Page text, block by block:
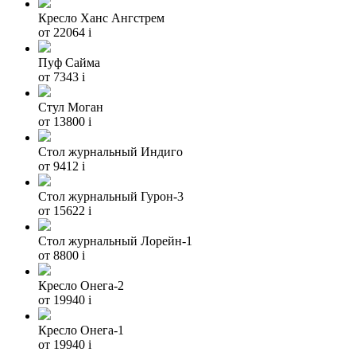
Кресло Ханс Ангстрем
от 22064 i
Пуф Сайма
от 7343 i
Стул Моган
от 13800 i
Стол журнальный Индиго
от 9412 i
Стол журнальный Гурон-3
от 15622 i
Стол журнальный Лорейн-1
от 8800 i
Кресло Онега-2
от 19940 i
Кресло Онега-1
от 19940 i